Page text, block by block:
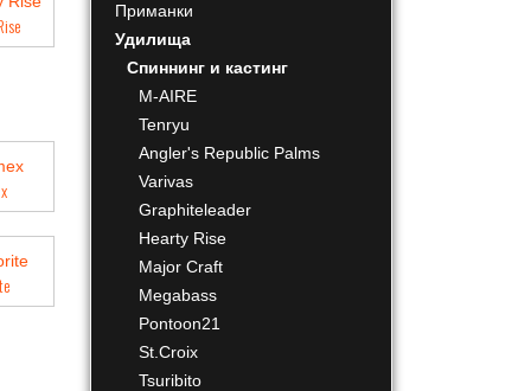
Приманки
Удилища
Спиннинг и кастинг
M-AIRE
Tenryu
Angler's Republic Palms
Varivas
Graphiteleader
Hearty Rise
Major Craft
Megabass
Pontoon21
St.Croix
Tsuribito